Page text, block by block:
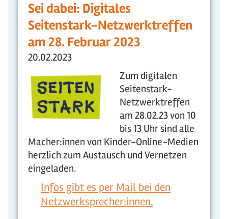
Sei dabei: Digitales
Seitenstark-Netzwerktreffen
am 28. Februar 2023
20.02.2023
Zum digitalen
Seitenstark-
Netzwerktreffen
am 28.02.23 von 10
bis 13 Uhr sind alle
Macher:innen von Kinder-Online-Medien
herzlich zum Austausch und Vernetzen
eingeladen.
Infos gibt es per Mail bei den
Netzwerksprecher:innen.